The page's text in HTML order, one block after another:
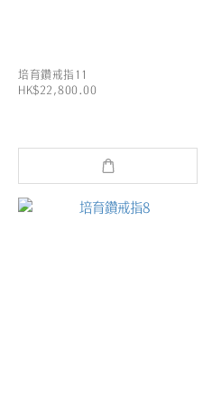
培育鑽戒指11
HK$22,800.00